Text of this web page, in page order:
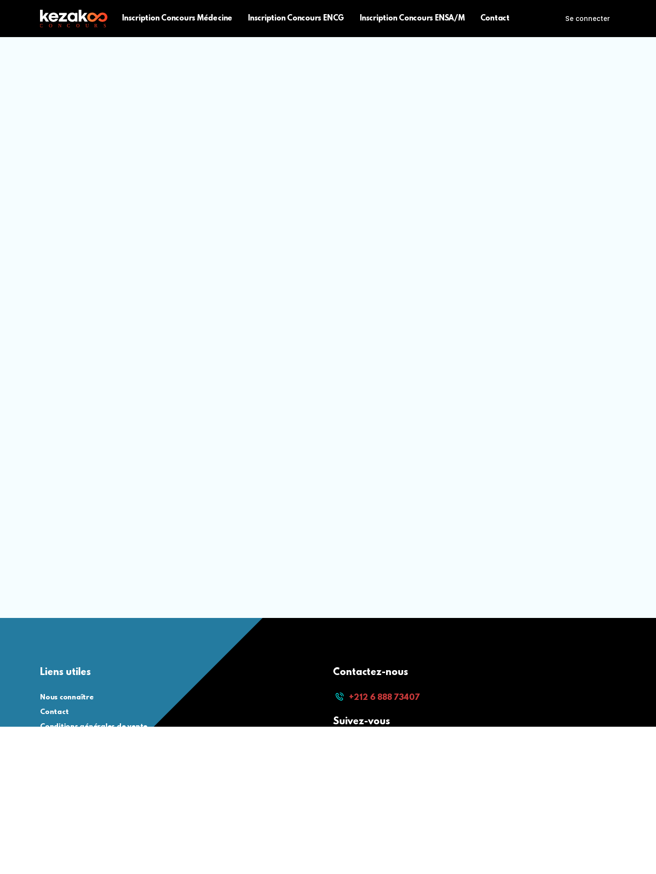
Inscription Concours Médecine Inscription Concours ENCG Inscription Concours ENSA/M Contact Se connecter
Liens utiles
Nous connaître
Contact
Conditions générales de vente
Contactez-nous
+212 6 888 73407
Suivez-vous